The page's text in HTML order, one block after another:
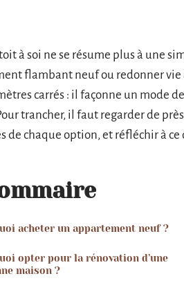
à soi ne se résume plus à une
flambant neuf ou redonner vie
carrés : il façonne un mode
trancher, il faut regarder de
de chaque option, et réfléchir à
acheter un appartement neuf ?
opter pour la rénovation d’une
maison ?